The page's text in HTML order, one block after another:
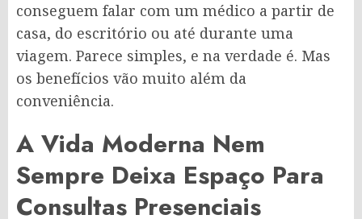
conseguem falar com um médico a partir de
casa, do escritório ou até durante uma
viagem. Parece simples, e na verdade é. Mas
os benefícios vão muito além da
conveniência.
A Vida Moderna Nem
Sempre Deixa Espaço Para
Consultas Presenciais